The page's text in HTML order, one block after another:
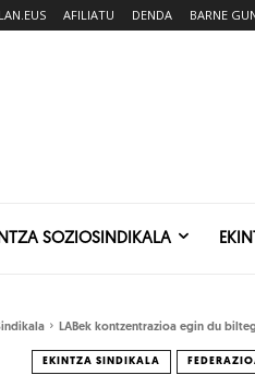
AFILIATU DENDA BARNE
SOZIOSINDIKALA
LABek kontzentrazioa egin du
EKINTZA SINDIKALA